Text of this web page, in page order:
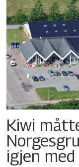
Kiwi
igjen